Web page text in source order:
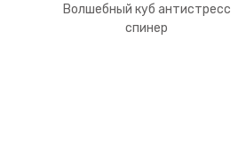
Волшебный куб антистресс
спинер